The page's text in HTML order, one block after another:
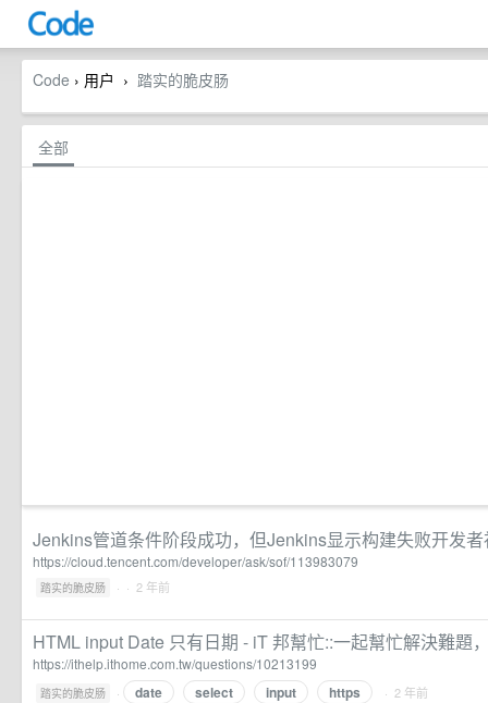
Code › 用户 › 踏实的脆皮肠
全部
Jenkins管道条件阶段成功，但Jenkins显示构建失败开发
https://cloud.tencent.com/developer/ask/sof/113983079
踏实的脆皮肠 · · 2 年前
HTML input Date 只有日期 - iT 邦幫忙::一起幫忙解決難題
https://ithelp.ithome.com.tw/questions/10213199
踏实的脆皮肠 · date select input https · 2 年前